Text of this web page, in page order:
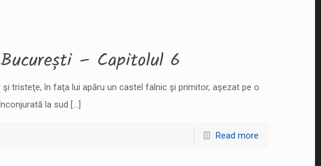
– Capitolul 6
tristeţe, în faţa lui apăru un castel falnic şi primitor, aşezat pe o
la sud […]
Read more